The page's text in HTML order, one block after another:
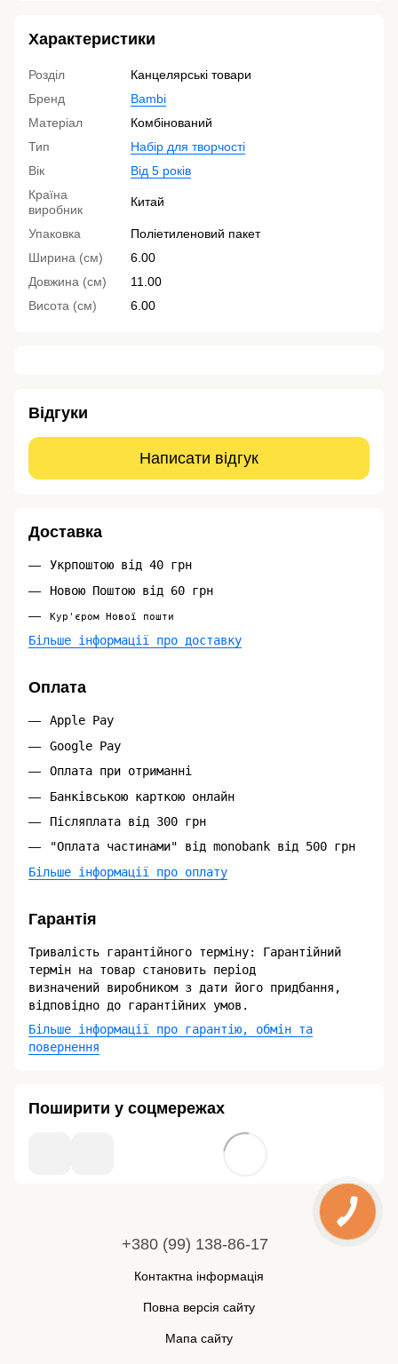
Характеристики
Розділ
Канцелярські товари
Бренд
Bambi
Матеріал
Комбінований
Тип
Набір для творчості
Вік
Від 5 років
Країна
виробник
Китай
Упаковка
Поліетиленовий пакет
Ширина (см)
6.00
Довжина (см)
11.00
Висота (см)
6.00
Відгуки
Написати відгук
Доставка
Укрпоштою від 40 грн
Новою Поштою від 60 грн
Кур'єром Нової пошти
Більше інформації про доставку
Оплата
Apple Pay
Google Pay
Оплата при отриманні
Банківською карткою онлайн
Післяплата від 300 грн
"Оплата частинами" від monobank від 500 грн
Більше інформації про оплату
Гарантія
Тривалість гарантійного терміну: Гарантійний
термін на товар становить період
визначений виробником з дати його придбання,
відповідно до гарантійних умов.
Більше інформації про гарантію, обмін та
повернення
Поширити у соцмережах
+380 (99) 138-86-17
Контактна інформація
Повна версія сайту
Мапа сайту